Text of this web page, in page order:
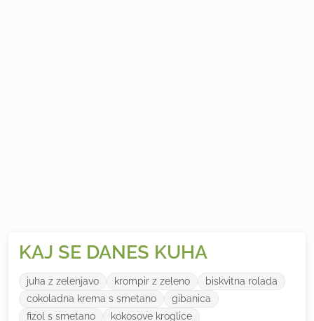
KAJ SE DANES KUHA
juha z zelenjavo krompir z zeleno
biskvitna rolada
cokoladna krema s smetano
gibanica
fizol s smetano
kokosove kroglice